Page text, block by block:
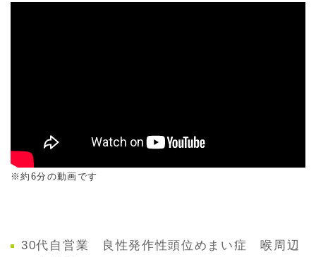
※約6分の動画です
30代自営業 良性発作性頭位めまい症 喉周辺